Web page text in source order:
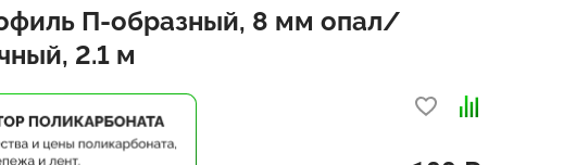
П-образный, 8 мм опал/
2.1 м